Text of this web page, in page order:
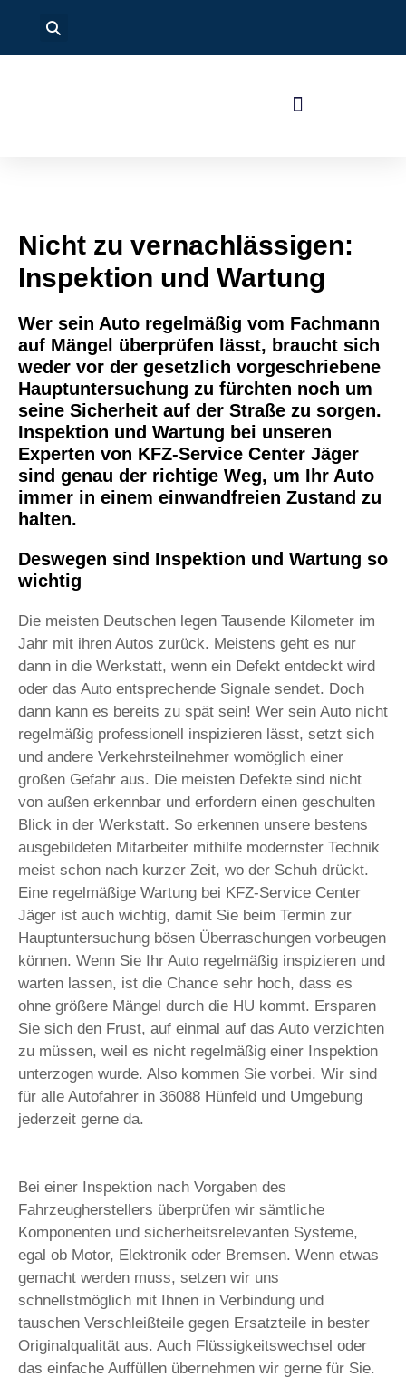
Nicht zu vernachlässigen:
Inspektion und Wartung
Wer sein Auto regelmäßig vom Fachmann
auf Mängel überprüfen lässt, braucht sich
weder vor der gesetzlich vorgeschriebene
Hauptuntersuchung zu fürchten noch um
seine Sicherheit auf der Straße zu sorgen.
Inspektion und Wartung bei unseren
Experten von KFZ-Service Center Jäger
sind genau der richtige Weg, um Ihr Auto
immer in einem einwandfreien Zustand zu
halten.
Deswegen sind Inspektion und Wartung so
wichtig
Die meisten Deutschen legen Tausende Kilometer im
Jahr mit ihren Autos zurück. Meistens geht es nur
dann in die Werkstatt, wenn ein Defekt entdeckt wird
oder das Auto entsprechende Signale sendet. Doch
dann kann es bereits zu spät sein! Wer sein Auto nicht
regelmäßig professionell inspizieren lässt, setzt sich
und andere Verkehrsteilnehmer womöglich einer
großen Gefahr aus. Die meisten Defekte sind nicht
von außen erkennbar und erfordern einen geschulten
Blick in der Werkstatt. So erkennen unsere bestens
ausgebildeten Mitarbeiter mithilfe modernster Technik
meist schon nach kurzer Zeit, wo der Schuh drückt.
Eine regelmäßige Wartung bei KFZ-Service Center
Jäger ist auch wichtig, damit Sie beim Termin zur
Hauptuntersuchung bösen Überraschungen vorbeugen
können. Wenn Sie Ihr Auto regelmäßig inspizieren und
warten lassen, ist die Chance sehr hoch, dass es
ohne größere Mängel durch die HU kommt. Ersparen
Sie sich den Frust, auf einmal auf das Auto verzichten
zu müssen, weil es nicht regelmäßig einer Inspektion
unterzogen wurde. Also kommen Sie vorbei. Wir sind
für alle Autofahrer in 36088 Hünfeld und Umgebung
jederzeit gerne da.
Bei einer Inspektion nach Vorgaben des
Fahrzeugherstellers überprüfen wir sämtliche
Komponenten und sicherheitsrelevanten Systeme,
egal ob Motor, Elektronik oder Bremsen. Wenn etwas
gemacht werden muss, setzen wir uns
schnellstmöglich mit Ihnen in Verbindung und
tauschen Verschleißteile gegen Ersatzteile in bester
Originalqualität aus. Auch Flüssigkeitswechsel oder
das einfache Auffüllen übernehmen wir gerne für Sie.